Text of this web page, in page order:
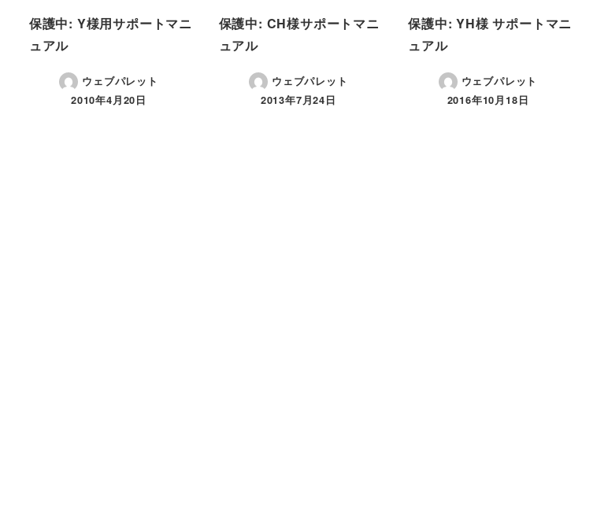
保護中: Y様用サポートマニ
ュアル
ウェブパレット
2010年4月20日
保護中: CH様サポートマニ
ュアル
ウェブパレット
2013年7月24日
保護中: YH様 サポートマニ
ュアル
ウェブパレット
2016年10月18日